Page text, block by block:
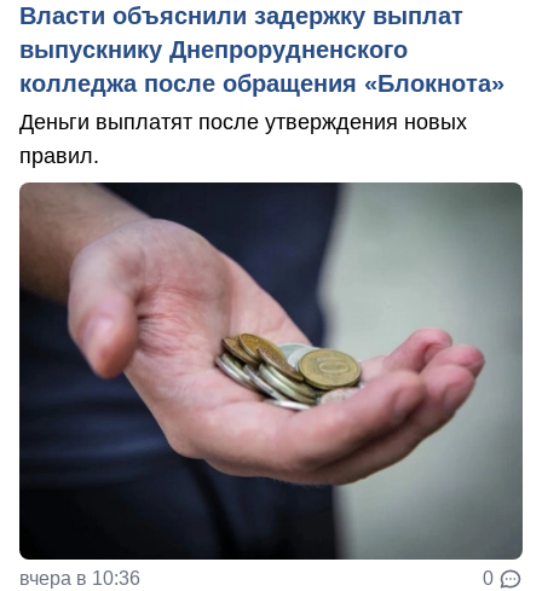
Власти объяснили задержку выплат
выпускнику Днепрорудненского
колледжа после обращения «Блокнота»
Деньги выплатят после утверждения новых
правил.
вчера в 10:36 0